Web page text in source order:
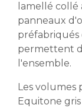
lamellé collé
panneaux
permettent
l'ensemble.
Les volumes
Equitone